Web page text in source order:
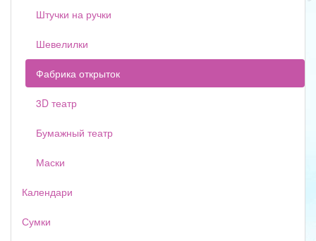
Штучки на ручки
Шевелилки
Фабрика открыток
3D театр
Бумажный театр
Маски
Календари
Сумки